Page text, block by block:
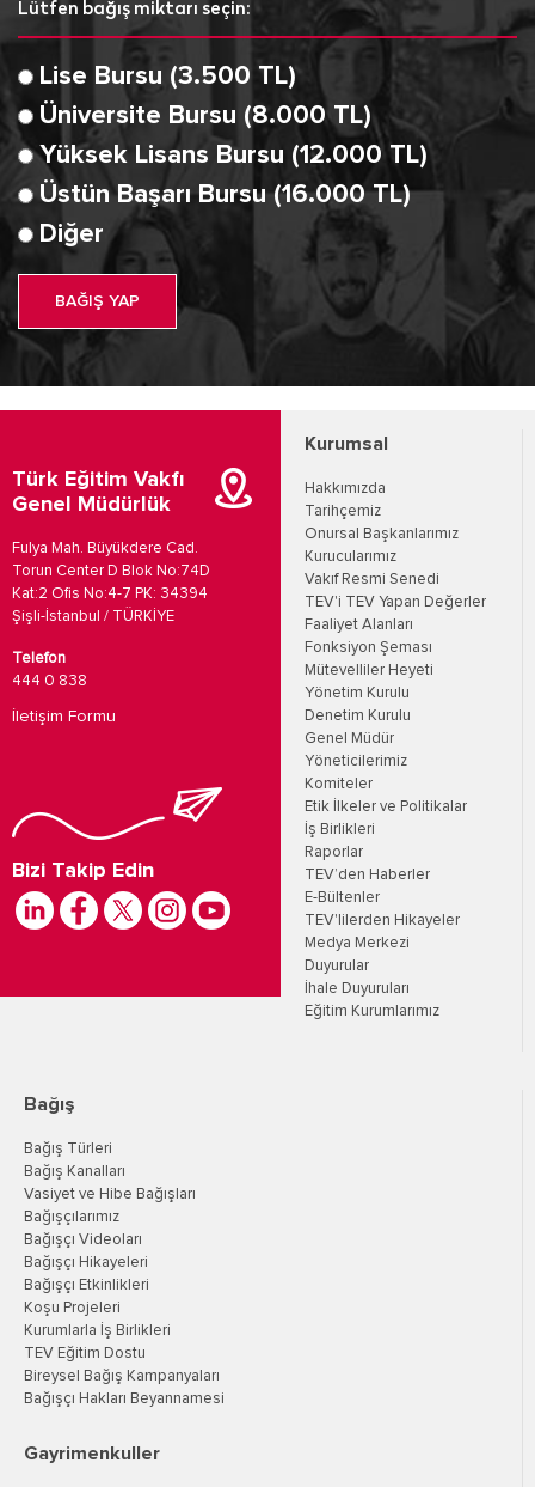
Lütfen bağış miktarı seçin:
Lise Bursu (3.500 TL)
Üniversite Bursu (8.000 TL)
Yüksek Lisans Bursu (12.000 TL)
Üstün Başarı Bursu (16.000 TL)
Diğer
BAĞIŞ YAP
Türk Eğitim Vakfı
Genel Müdürlük
Fulya Mah. Büyükdere Cad.
Torun Center D Blok No:74D
Kat:2 Ofis No:4-7 PK: 34394
Şişli-İstanbul / TÜRKİYE
Telefon
444 0 838
İletişim Formu
Bizi Takip Edin
Kurumsal
Hakkımızda
Tarihçemiz
Onursal Başkanlarımız
Kurucularımız
Vakıf Resmi Senedi
TEV'i TEV Yapan Değerler
Faaliyet Alanları
Fonksiyon Şeması
Mütevelliler Heyeti
Yönetim Kurulu
Denetim Kurulu
Genel Müdür
Yöneticilerimiz
Komiteler
Etik İlkeler ve Politikalar
İş Birlikleri
Raporlar
TEV’den Haberler
E-Bültenler
TEV'lilerden Hikayeler
Medya Merkezi
Duyurular
İhale Duyuruları
Eğitim Kurumlarımız
Bağış
Bağış Türleri
Bağış Kanalları
Vasiyet ve Hibe Bağışları
Bağışçılarımız
Bağışçı Videoları
Bağışçı Hikayeleri
Bağışçı Etkinlikleri
Koşu Projeleri
Kurumlarla İş Birlikleri
TEV Eğitim Dostu
Bireysel Bağış Kampanyaları
Bağışçı Hakları Beyannamesi
Gayrimenkuller